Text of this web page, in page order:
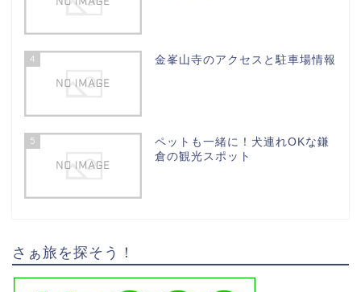
4 金峯山寺のアクセスと駐車場情報
5
ペットも一緒に！犬連れOKな鎌
倉の観光スポット
さぁ旅を探そう！